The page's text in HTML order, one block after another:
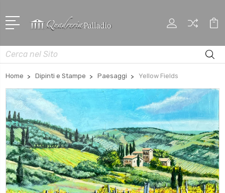
Cerca
Home Dipinti e Stampe Paesaggi Yellow Fields